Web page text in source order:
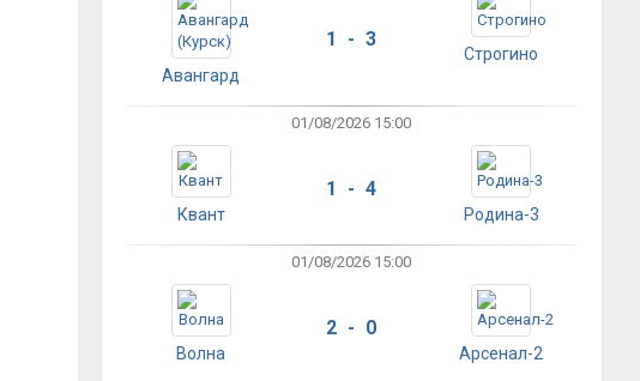
Авангард
1 - 3
Строгино
01/08/2026 15:00
Квант
1 - 4
Родина-3
01/08/2026 15:00
Волна
2 - 0
Арсенал-2